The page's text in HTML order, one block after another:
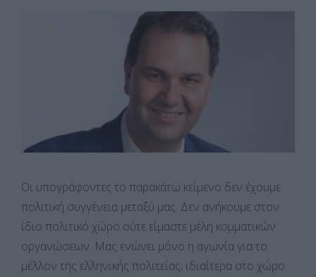
Οι υπογράφοντες το παρακάτω κείμενο δεν έχουμε
πολιτική συγγένεια μεταξύ μας. Δεν ανήκουμε στον
ίδιο πολιτικό χώρο ούτε είμαστε μέλη κομματικών
οργανώσεων. Μας ενώνει μόνο η αγωνία για το
μέλλον της ελληνικής πολιτείας, ιδιαίτερα στο χώρο